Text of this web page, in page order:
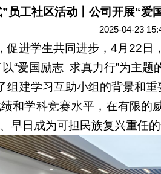
”员工社区活动丨公司开展“爱
2025-04-23
，促进学生共同进步 ， 4月22 日
“爱国励志 求真力行”为主题
组建学习互助小组的背景和
和学科竞赛水平，在有限的
早日成为可担民族复兴重任